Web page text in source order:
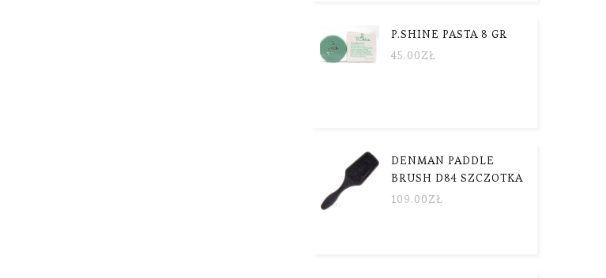
P.SHINE PASTA 8 GR
45.00ZŁ
DENMAN PADDLE
BRUSH D84 SZCZOTKA
109.00ZŁ